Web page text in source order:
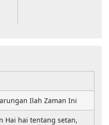
Ilah Zaman Ini
Hai hai tentang setan,